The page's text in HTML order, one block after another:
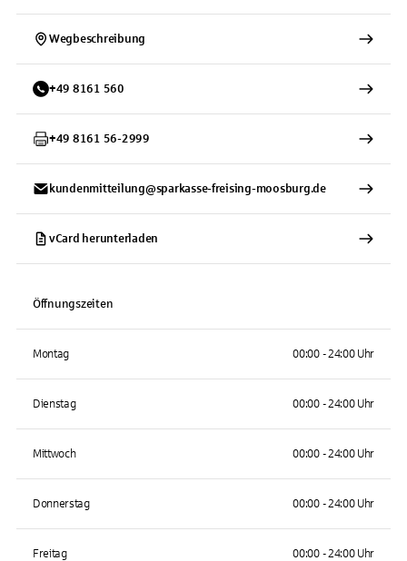
Wegbeschreibung
+49 8161 560
+49 8161 56-2999
kundenmitteilung@sparkasse-freising-moosburg.de
vCard herunterladen
Öffnungszeiten
Montag 00:00 - 24:00 Uhr
Dienstag 00:00 - 24:00 Uhr
Mittwoch 00:00 - 24:00 Uhr
Donnerstag 00:00 - 24:00 Uhr
Freitag 00:00 - 24:00 Uhr